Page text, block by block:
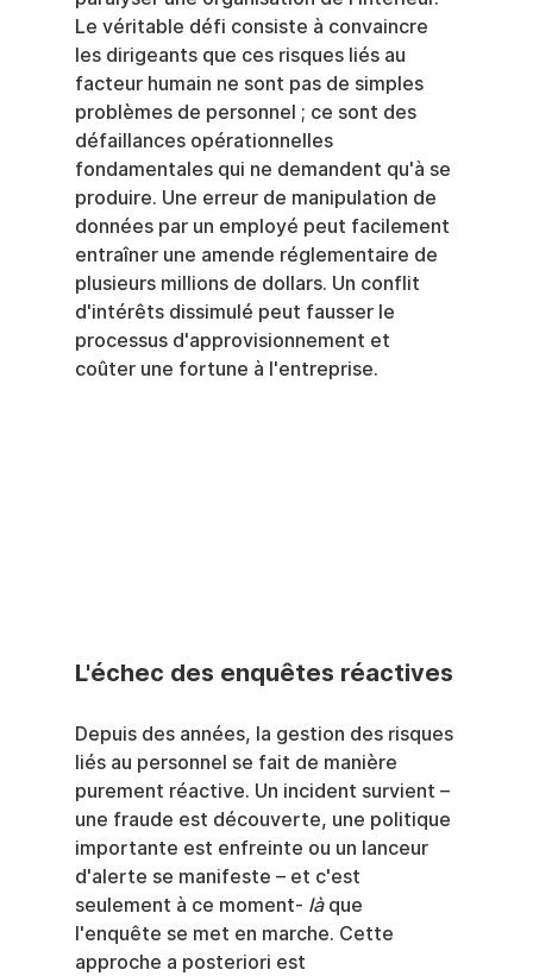
Le véritable défi consiste à convaincre
les dirigeants que ces risques liés au
facteur humain ne sont pas de simples
problèmes de personnel ; ce sont des
défaillances opérationnelles
fondamentales qui ne demandent qu'à se
produire. Une erreur de manipulation de
données par un employé peut facilement
entraîner une amende réglementaire de
plusieurs millions de dollars. Un conflit
d'intérêts dissimulé peut fausser le
processus d'approvisionnement et
coûter une fortune à l'entreprise.
L'échec des enquêtes réactives
Depuis des années, la gestion des risques
liés au personnel se fait de manière
purement réactive. Un incident survient –
une fraude est découverte, une politique
importante est enfreinte ou un lanceur
d'alerte se manifeste – et c'est
seulement à ce moment- là que
l'enquête se met en marche. Cette
approche a posteriori est